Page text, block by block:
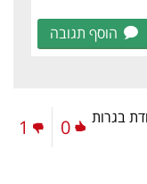
הוסף תגובה
בגרות 0
1